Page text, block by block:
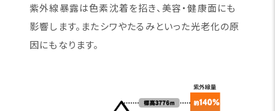
紫外線暴露は色素沈着を招き、美容・健康面にも
影響します。またシワやたるみといった光老化の原
因にもなります。